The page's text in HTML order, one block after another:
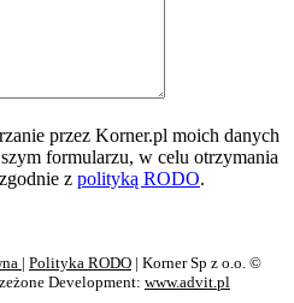
przez Korner.pl moich danych
formularzu, w celu otrzymania
z polityką RODO.
| Polityka RODO | Korner Sp z o.o. ©
Development: www.advit.pl